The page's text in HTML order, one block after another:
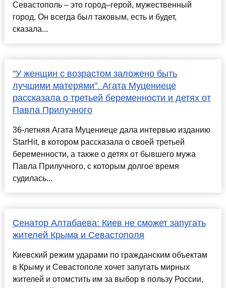
Севастополь – это город–герой, мужественный
город. Он всегда был таковым, есть и будет,
сказала...
"У женщин с возрастом заложено быть
лучшими матерями". Агата Муцениеце
рассказала о третьей беременности и детях от
Павла Прилучного
36-летняя Агата Муцениеце дала интервью изданию
StarHit, в котором рассказала о своей третьей
беременности, а также о детях от бывшего мужа
Павла Прилучного, с которым долгое время
судилась...
Сенатор Алтабаева: Киев не сможет запугать
жителей Крыма и Севастополя
Киевский режим ударами по гражданским объектам
в Крыму и Севастополе хочет запугать мирных
жителей и отомстить им за выбор в пользу России,